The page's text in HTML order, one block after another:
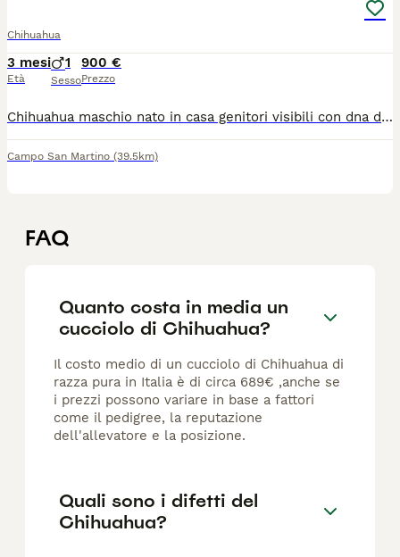
Chihuahua
3 mesi
Età
1
Sesso
900 €
Prezzo
Chihuahua maschio nato in casa genitori visibili con dna depositato e pedegree. Cucciolo con pelo raso nero dentatura a forbice taglia media corretto testicoli in sede abituato alla traversina
Campo San Martino (39.5km)
FAQ
Quanto costa in media un
cucciolo di Chihuahua?
Il costo medio di un cucciolo di Chihuahua di
razza pura in Italia è di circa 689€ ,anche se
i prezzi possono variare in base a fattori
come il pedigree, la reputazione
dell'allevatore e la posizione.
Quali sono i difetti del
Chihuahua?